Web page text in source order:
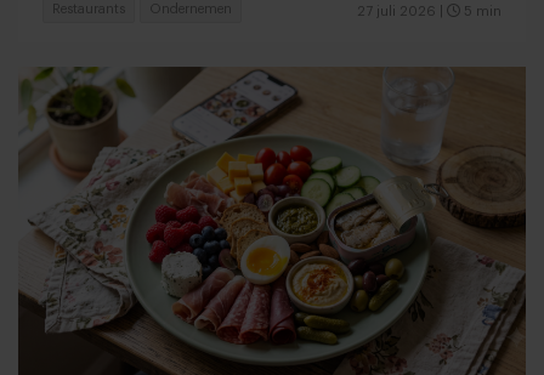
27 juli 2026 5 min
Restaurants Ondernemen